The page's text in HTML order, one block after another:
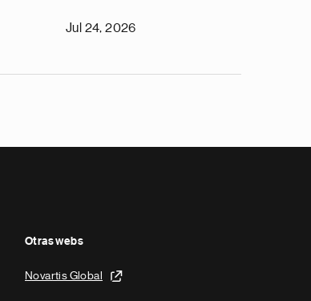
Jul 24, 2026
Otras webs
Novartis Global